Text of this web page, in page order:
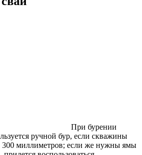
При бурении
ручной бур, если скважины
миллиметров; если же нужны ямы